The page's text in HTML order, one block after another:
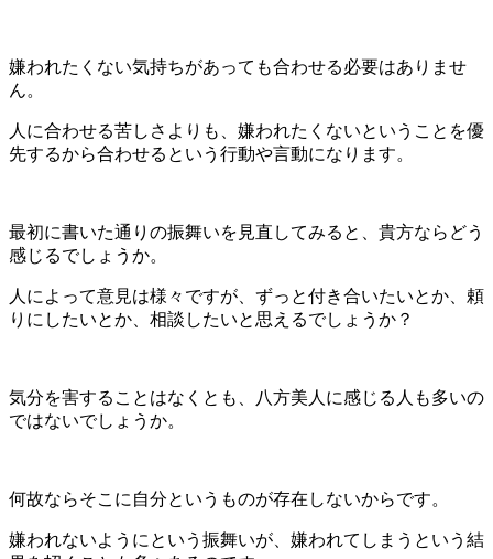
嫌われたくない気持ちがあっても合わせる必要はありませ
ん。
人に合わせる苦しさよりも、嫌われたくないということを優
先するから合わせるという行動や言動になります。
最初に書いた通りの振舞いを見直してみると、貴方ならどう
感じるでしょうか。
人によって意見は様々ですが、ずっと付き合いたいとか、頼
りにしたいとか、相談したいと思えるでしょうか？
気分を害することはなくとも、八方美人に感じる人も多いの
ではないでしょうか。
何故ならそこに自分というものが存在しないからです。
嫌われないようにという振舞いが、嫌われてしまうという結